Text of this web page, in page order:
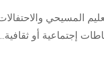
المسيحي والاحتفالات
إجتماعية أو ثقافية